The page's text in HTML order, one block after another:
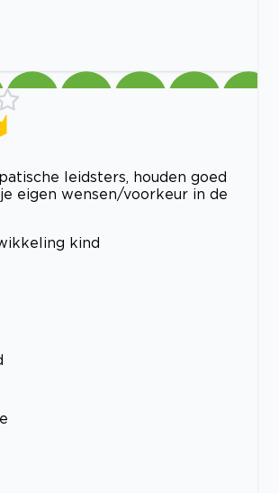
leidsters, houden goed
eigen wensen/voorkeur in de
kind